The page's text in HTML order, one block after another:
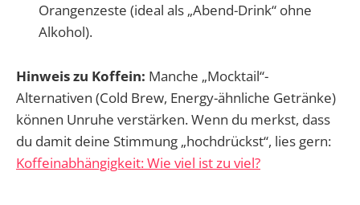
Orangenzeste (ideal als „Abend-Drink“ ohne
Alkohol).
Hinweis zu Koffein: Manche „Mocktail“-
Alternativen (Cold Brew, Energy-ähnliche Getränke)
können Unruhe verstärken. Wenn du merkst, dass
du damit deine Stimmung „hochdrückst“, lies gern:
Koffeinabhängigkeit: Wie viel ist zu viel?